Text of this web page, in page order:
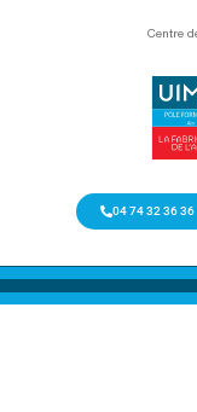
Centre
04 74 32 36 36